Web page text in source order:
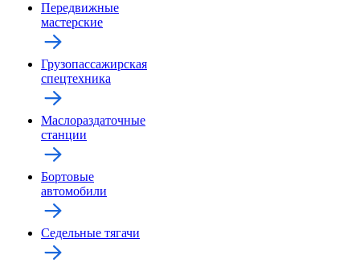
Передвижные
мастерские
Грузопассажирская
спецтехника
Маслораздаточные
станции
Бортовые
автомобили
Седельные тягачи